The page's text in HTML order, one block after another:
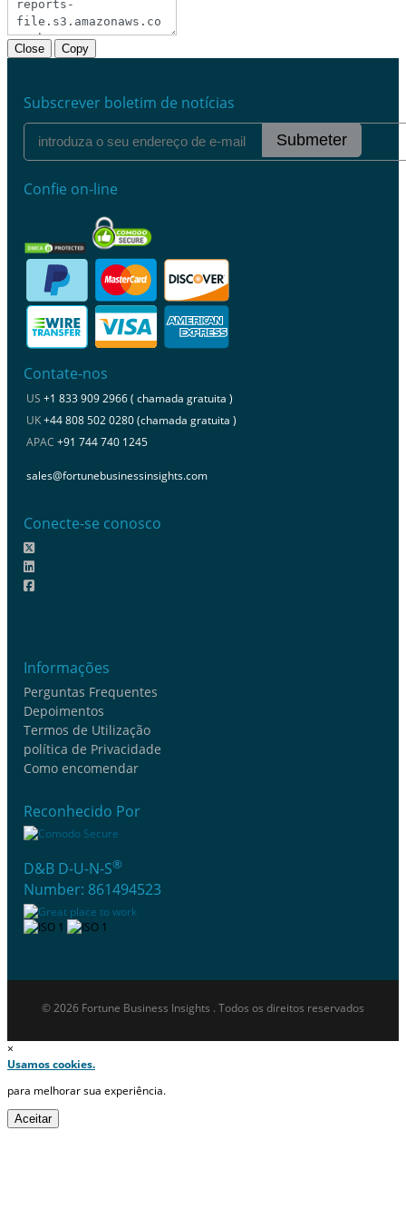
Close Copy
Subscrever boletim de notícias
Submeter
Confie on-line
Contate-nos
US +1 833 909 2966 ( chamada gratuita )
UK+44 808 502 0280 (chamada gratuita )
APAC +91 744 740 1245
sales@fortunebusinessinsights.com
Conecte-se conosco
Informações
Perguntas Frequentes
Depoimentos
Termos de Utilização
política de Privacidade
Como encomendar
Reconhecido Por
D&B D-U-N-S®
Number: 861494523
© 2026 Fortune Business Insights . Todos os direitos reservados
×
Usamos cookies.
para melhorar sua experiência.
Aceitar